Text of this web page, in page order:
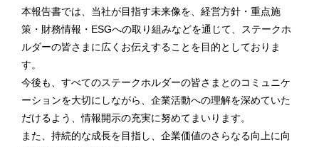
本報告書では、当社が目指す未来像を、経営方針・重点施
策・財務情報・ESGへの取り組みなどを通じて、ステークホ
ルダーの皆さまに広くお伝えすることを目的としておりま
す。
今後も、すべてのステークホルダーの皆さまとのコミュニケ
ーションを大切にしながら、企業活動への理解を深めていた
だけるよう、情報開示の充実に努めてまいります。
また、持続的な成長を目指し、企業価値のさらなる向上に向